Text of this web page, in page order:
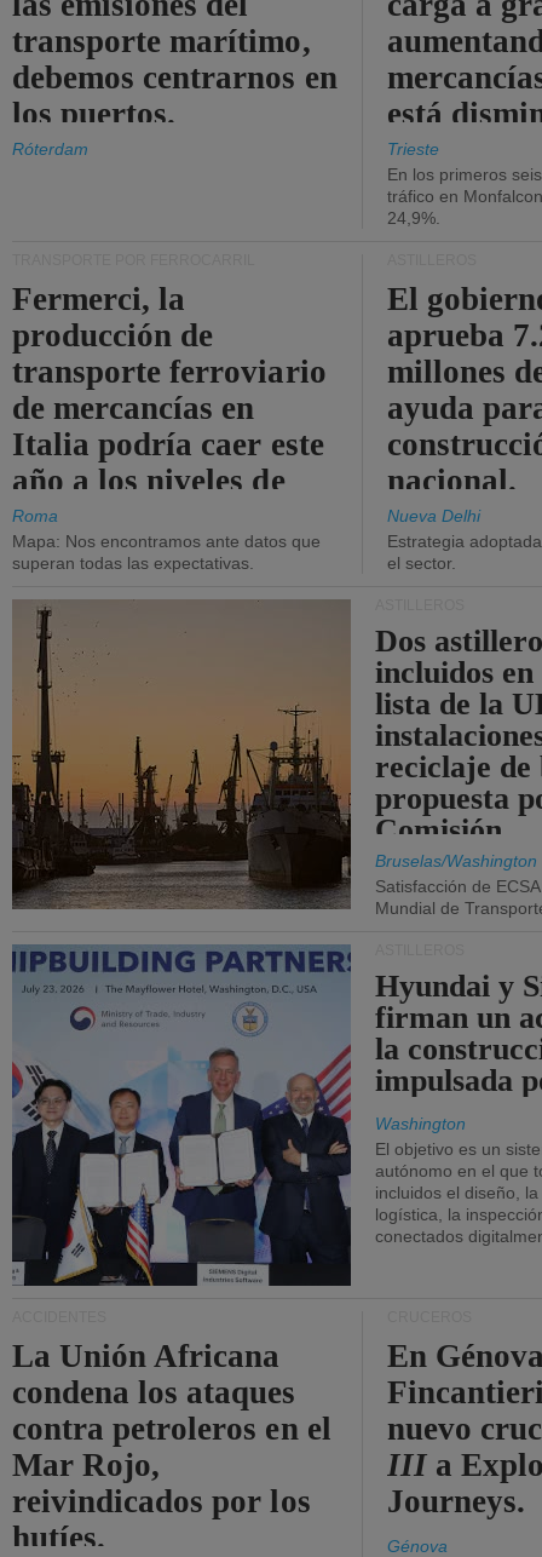
transporte marítimo,
debemos centrarnos en
los puertos.
Róterdam
está
Trieste
En los primeros
tráfico en
24,9%.
Fermerci, la
producción de
transporte ferroviario
de mercancías en
Italia podría caer este
año a los niveles de
2015.
Roma
Mapa: Nos encontramos ante datos que
superan todas las expectativas.
El
aprueba
millones
ayuda
nacional.
Nueva Delhi
Estrategia
el sector.
Dos
incluidos
lista de la
reciclaje de
propuesta
Comisión.
Bruselas/Washington
Satisfacción de
Mundial de
Hyundai y
firman un
la
impulsada
Washington
El objetivo es un
autónomo en el que
incluidos el diseño,
logística, la
conectados
La Unión Africana
condena los ataques
contra petroleros en el
Mar Rojo,
reivindicados por los
hutíes.
En
nuevo
III a
Journeys.
Génova